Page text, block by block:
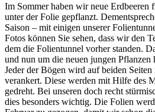
Im Sommer haben wir neue Erdbeeren
unter der Folie gepflanzt.
Saison – mit einigen unserer
Fotos können Sie sehen, dass wir den
dem die Folientunnel vorher standen.
und nun um die neuen jungen Pflanzen
Jeder der Bögen wird auf beiden
verankert. Diese werden mit Hilfe des
gedreht. Bei unseren doch recht
dies besonders wichtig. Die Folien